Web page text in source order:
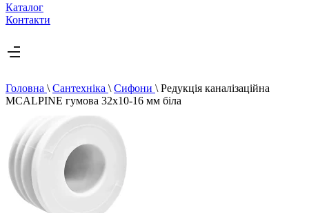
Каталог
Контакти
Головна \ Сантехніка \ Сифони \ Редукція каналізаційна
MCALPINE гумова 32х10-16 мм біла